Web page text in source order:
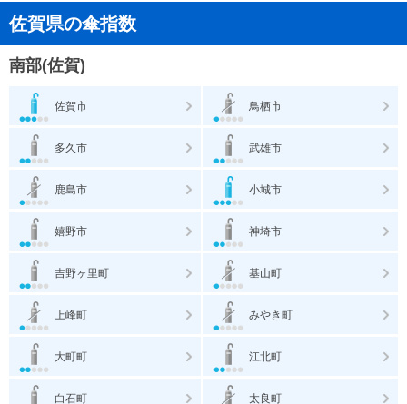
佐賀県の傘指数
南部(佐賀)
佐賀市 鳥栖市
多久市 武雄市
鹿島市 小城市
嬉野市 神埼市
吉野ヶ里町 基山町
上峰町 みやき町
大町町 江北町
白石町 太良町